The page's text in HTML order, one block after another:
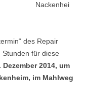
Nackenhei
des Repair
für diese
Dezember 2014, um
im Mahlweg